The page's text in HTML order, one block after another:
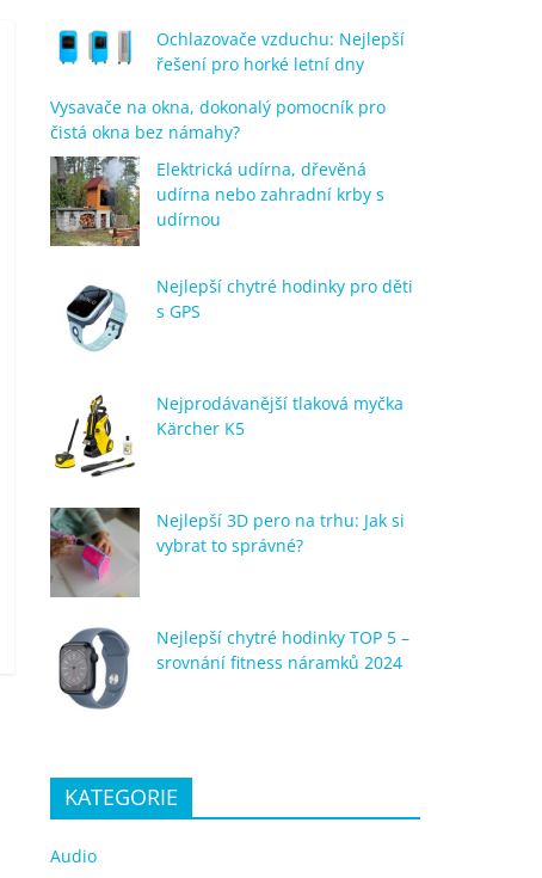
Ochlazovače vzduchu: Nejlepší
řešení pro horké letní dny
Vysavače na okna, dokonalý pomocník pro
čistá okna bez námahy?
Elektrická udírna, dřevěná
udírna nebo zahradní krby s
udírnou
Nejlepší chytré hodinky pro děti
s GPS
Nejprodávanější tlaková myčka
Kärcher K5
Nejlepší 3D pero na trhu: Jak si
vybrat to správné?
Nejlepší chytré hodinky TOP 5 –
srovnání fitness náramků 2024
KATEGORIE
Audio